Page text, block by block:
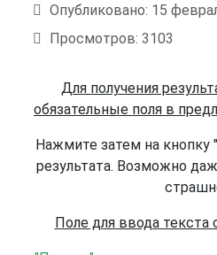
Опубликовано: 15
Просмотров: 3103
Для получения
обязательные поля в
Нажмите затем на кнопку
результата. Возможно
Поле для ввода текста